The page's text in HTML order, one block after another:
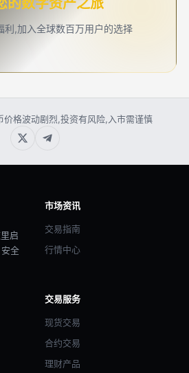
的数字资产之旅
利,加入全球数百万用户的选择
格波动剧烈,投资有风险,入市需谨慎
启
全
市场资讯
交易指南
行情中心
交易服务
现货交易
合约交易
理财产品